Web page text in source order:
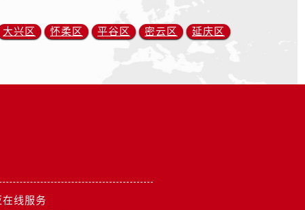
大兴区 怀柔区 平谷区 密云区 延庆区
线服务